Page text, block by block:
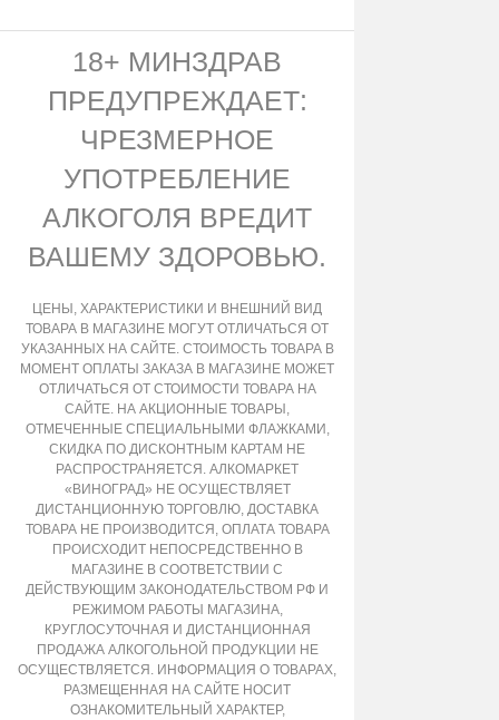
18+ МИНЗДРАВ
ПРЕДУПРЕЖДАЕТ:
ЧРЕЗМЕРНОЕ
УПОТРЕБЛЕНИЕ
АЛКОГОЛЯ ВРЕДИТ
ВАШЕМУ ЗДОРОВЬЮ.
ЦЕНЫ, ХАРАКТЕРИСТИКИ И ВНЕШНИЙ ВИД
ТОВАРА В МАГАЗИНЕ МОГУТ ОТЛИЧАТЬСЯ ОТ
УКАЗАННЫХ НА САЙТЕ. СТОИМОСТЬ ТОВАРА В
МОМЕНТ ОПЛАТЫ ЗАКАЗА В МАГАЗИНЕ МОЖЕТ
ОТЛИЧАТЬСЯ ОТ СТОИМОСТИ ТОВАРА НА
САЙТЕ. НА АКЦИОННЫЕ ТОВАРЫ,
ОТМЕЧЕННЫЕ СПЕЦИАЛЬНЫМИ ФЛАЖКАМИ,
СКИДКА ПО ДИСКОНТНЫМ КАРТАМ НЕ
РАСПРОСТРАНЯЕТСЯ. АЛКОМАРКЕТ
«ВИНОГРАД» НЕ ОСУЩЕСТВЛЯЕТ
ДИСТАНЦИОННУЮ ТОРГОВЛЮ, ДОСТАВКА
ТОВАРА НЕ ПРОИЗВОДИТСЯ, ОПЛАТА ТОВАРА
ПРОИСХОДИТ НЕПОСРЕДСТВЕННО В
МАГАЗИНЕ В СООТВЕТСТВИИ С
ДЕЙСТВУЮЩИМ ЗАКОНОДАТЕЛЬСТВОМ РФ И
РЕЖИМОМ РАБОТЫ МАГАЗИНА,
КРУГЛОСУТОЧНАЯ И ДИСТАНЦИОННАЯ
ПРОДАЖА АЛКОГОЛЬНОЙ ПРОДУКЦИИ НЕ
ОСУЩЕСТВЛЯЕТСЯ. ИНФОРМАЦИЯ О ТОВАРАХ,
РАЗМЕЩЕННАЯ НА САЙТЕ НОСИТ
ОЗНАКОМИТЕЛЬНЫЙ ХАРАКТЕР,